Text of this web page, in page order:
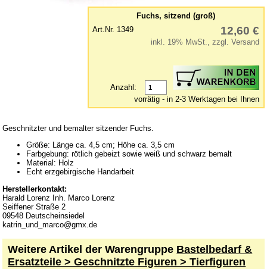
Holzkugeln
Holz-Kleinteile
Räucherkerzen
Schnitzwerkzeuge
Sockelbrettchen & Baumscheiben
Spanschachtel
Sperrholz
Spielwerke
Unterbänke für Schwibbogen
Verschiedenes
Fuchs, sitzend (groß)
Art.Nr. 1349
12,60 €
inkl. 19% MwSt., zzgl. Versand
Anzahl:
vorrätig - in 2-3 Werktagen bei Ihnen
Geschnitzter und bemalter sitzender Fuchs.
Größe: Länge ca. 4,5 cm; Höhe ca. 3,5 cm
Farbgebung: rötlich gebeizt sowie weiß und schwarz bemalt
Material: Holz
Echt erzgebirgische Handarbeit
Herstellerkontakt:
Harald Lorenz Inh. Marco Lorenz
Seiffener Straße 2
09548 Deutscheinsiedel
katrin_und_marco@gmx.de
Weitere Artikel der Warengruppe Bastelbedarf &
Ersatzteile > Geschnitzte Figuren > Tierfiguren